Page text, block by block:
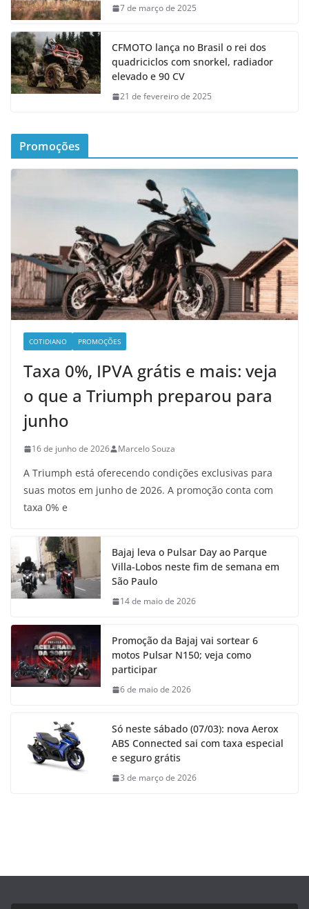
7 de março de 2025
CFMOTO lança no Brasil o rei dos
quadriciclos com snorkel, radiador
elevado e 90 CV
21 de fevereiro de 2025
Promoções
COTIDIANO PROMOÇÕES
Taxa 0%, IPVA grátis e mais: veja
o que a Triumph preparou para
junho
16 de junho de 2026 Marcelo Souza
A Triumph está oferecendo condições exclusivas para
suas motos em junho de 2026. A promoção conta com
taxa 0% e
Bajaj leva o Pulsar Day ao Parque
Villa-Lobos neste fim de semana em
São Paulo
14 de maio de 2026
Promoção da Bajaj vai sortear 6
motos Pulsar N150; veja como
participar
6 de maio de 2026
Só neste sábado (07/03): nova Aerox
ABS Connected sai com taxa especial
e seguro grátis
3 de março de 2026